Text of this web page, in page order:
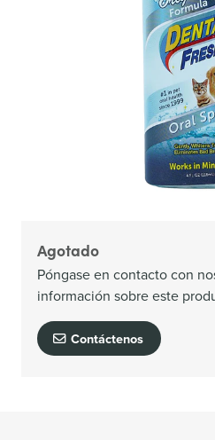
Agotado
Póngase en contacto con
información sobre este
Contáctenos